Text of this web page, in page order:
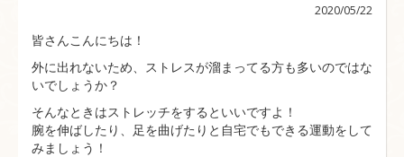
2020/05/22
皆さんこんにちは！
外に出れないため、ストレスが溜まってる方も多いのではな
いでしょうか？
そんなときはストレッチをするといいですよ！
腕を伸ばしたり、足を曲げたりと自宅でもできる運動をして
みましょう！